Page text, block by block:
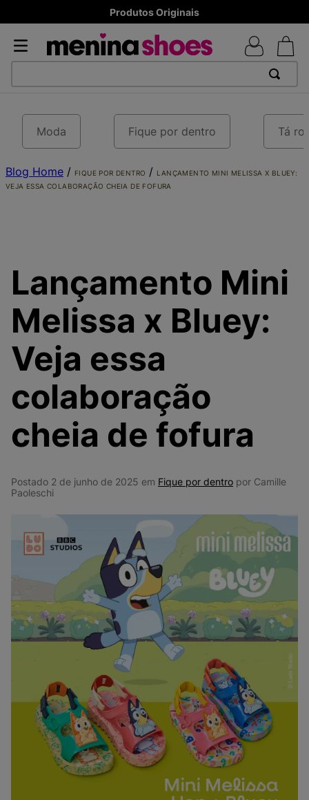
8x sem juros - Parcela mínima R$ 70,00
Moda Fique por dentro Tá
Blog Home / FIQUE POR DENTRO / LANÇAMENTO MINI MELISSA X BLUEY:
VEJA ESSA COLABORAÇÃO CHEIA DE FOFURA
Lançamento Mini
Melissa x Bluey:
Veja essa
colaboração
cheia de fofura
Postado 2 de junho de 2025 em Fique por dentro por Camille
Paoleschi
2º
NEW 9060
3
MELISSAS MINI BABY
8º
NEW BALANCE 204L
9º
NEW 530